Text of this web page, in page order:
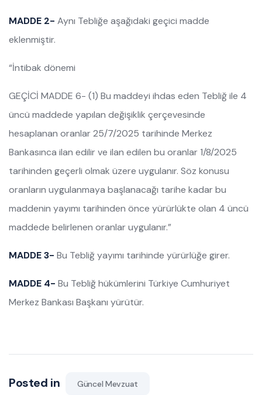
MADDE 2- Aynı Tebliğe aşağıdaki geçici madde
eklenmiştir.
“İntibak dönemi
GEÇİCİ MADDE 6- (1) Bu maddeyi ihdas eden Tebliğ ile 4
üncü maddede yapılan değişiklik çerçevesinde
hesaplanan oranlar 25/7/2025 tarihinde Merkez
Bankasınca ilan edilir ve ilan edilen bu oranlar 1/8/2025
tarihinden geçerli olmak üzere uygulanır. Söz konusu
oranların uygulanmaya başlanacağı tarihe kadar bu
maddenin yayımı tarihinden önce yürürlükte olan 4 üncü
maddede belirlenen oranlar uygulanır.”
MADDE 3- Bu Tebliğ yayımı tarihinde yürürlüğe girer.
MADDE 4- Bu Tebliğ hükümlerini Türkiye Cumhuriyet
Merkez Bankası Başkanı yürütür.
Posted in Güncel Mevzuat